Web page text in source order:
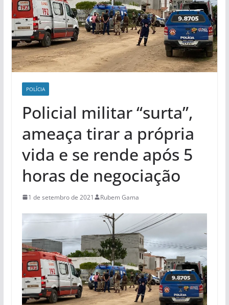
POLÍCIA
Policial militar “surta”,
ameaça tirar a própria
vida e se rende após 5
horas de negociação
1 de setembro de 2021 Rubem Gama